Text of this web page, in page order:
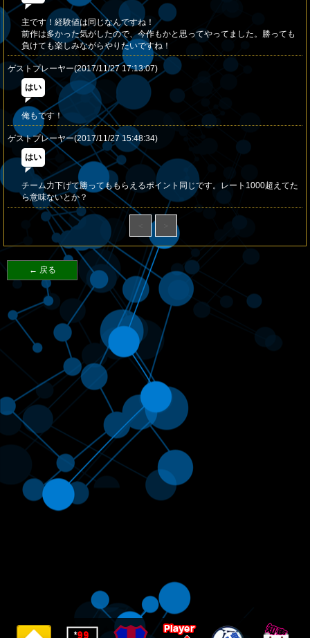
主です！経験値は同じなんですね！
前作は多かった気がしたので、今作もかと思ってやってました。勝っても
負けても楽しみながらやりたいですね！
ゲストプレーヤー(2017/11/27 17:13:07)
はい
俺もです！
ゲストプレーヤー(2017/11/27 15:48:34)
はい
チーム力下げて勝ってももらえるポイント同じです。レート1000超えてた
ら意味ないとか？
← 戻る